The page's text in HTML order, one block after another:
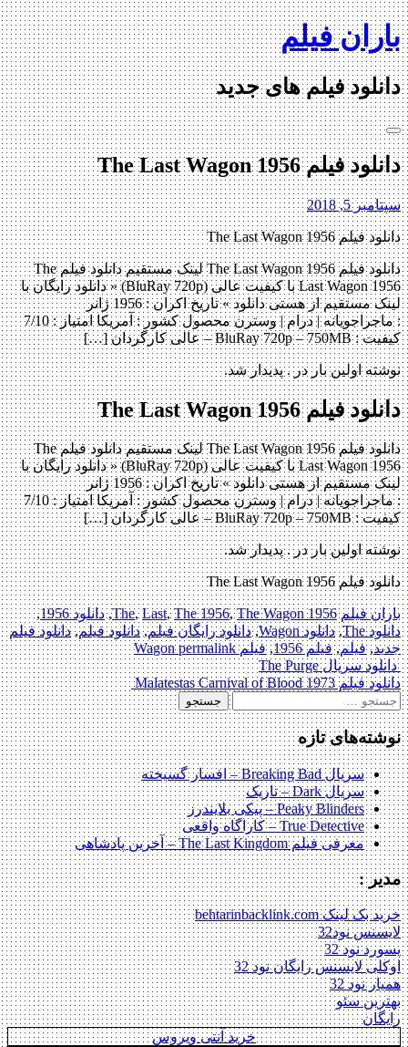
Skip
to
content
باران فیلم
دانلود فیلم های جدید
دانلود فیلم The Last Wagon 1956
سپتامبر 5, 2018
دانلود فیلم The Last Wagon 1956
دانلود فیلم The Last Wagon 1956 لینک مستقیم دانلود فیلم The
Last Wagon 1956 با کیفیت عالی (BluRay 720p) « دانلود رایگان با
لینک مستقیم از هستی دانلود » تاریخ اکران : 1956 ژانر
: ماجراجویانه | درام | وسترن محصول کشور : آمریکا امتیاز : 7/10
کیفیت : BluRay 720p – 750MB – عالی کارگردان […]
نوشته اولین بار در . پدیدار شد.
دانلود فیلم The Last Wagon 1956
دانلود فیلم The Last Wagon 1956 لینک مستقیم دانلود فیلم The
Last Wagon 1956 با کیفیت عالی (BluRay 720p) « دانلود رایگان با
لینک مستقیم از هستی دانلود » تاریخ اکران : 1956 ژانر
: ماجراجویانه | درام | وسترن محصول کشور : آمریکا امتیاز : 7/10
کیفیت : BluRay 720p – 750MB – عالی کارگردان […]
نوشته اولین بار در . پدیدار شد.
دانلود فیلم The Last Wagon 1956
باران فیلم 1956 The
,Last,The 1956,The Wagon
,دانلود 1956
,
دانلود The
, دانلود Wagon ,دانلود رایگان فیلم,دانلود فیلم, دانلود فیلم
جدید,فیلم,فیلم 1956 ,فیلم Wagonpermalink
Post
navigation
دانلود سریال The Purge
دانلود فیلم Malatestas Carnival of Blood 1973
جستجو
برای:
نوشته‌های تازه
سریال Breaking Bad – افسار گسیخته
سریال Dark – تاریک
Peaky Blinders – پیکی بلایندرز
True Detective – کاراگاه واقعی
معرفی فیلم The Last Kingdom – آخرین پادشاهی
مدیر :
خرید بک لینک behtarinbacklink.com
لایسنس نود32
پسورد نود 32
اوکلی لایسنس رایگان نود 32
همیار نود 32
بهترین سئو
رایگان
خرید آنتی ویروس